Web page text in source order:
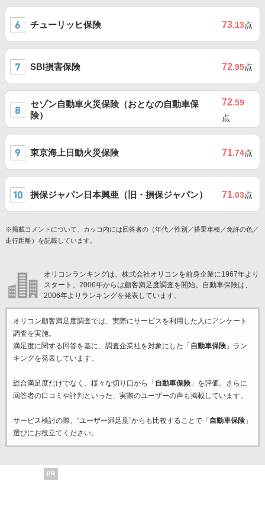
チューリッヒ保険 73.13点
SBI損害保険 72.95点
セゾン自動車火災保険（おとなの自動車保
険）
72.59
点
東京海上日動火災保険 71.74点
損保ジャパン日本興亜（旧・損保ジャパン） 71.03点
※掲載コメントについて、カッコ内には回答者の（年代／性別／搭乗車種／免許の色／
走行距離）を記載しています。
オリコンランキングは、株式会社オリコンを前身企業に1967年より
スタート。2006年からは顧客満足度調査を開始。自動車保険は、
2006年よりランキングを発表しています。
オリコン顧客満足度調査では、実際にサービスを利用した 人にアンケート
調査を実施。
満足度に関する回答を基に、調査企業社を対象にした「 自動車保険」ラン
キングを発表しています。
総合満足度だけでなく、様々な切り口から「 自動車保険」を評価。さらに
回答者の口コミや評判といった、実際のユーザーの声も掲載しています。
サービス検討の際、“ユーザー満足度”からも比較することで「 自動車保険」
選びにお役立てください。
PR